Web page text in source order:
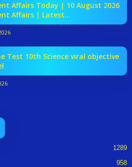
Affairs Today | 10 August 2026
Affairs | Latest...
Test 10th Science viral objective
1289
958